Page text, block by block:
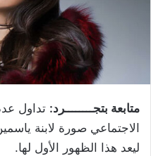
متابعة بتجــــــــرد: تداول
الاجتماعي صورة لابنة
ليعد هذا الظهور الأول لها.